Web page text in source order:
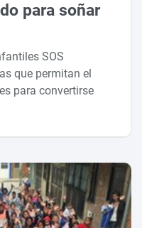
para soñar
SOS
que permitan el
para convertirse